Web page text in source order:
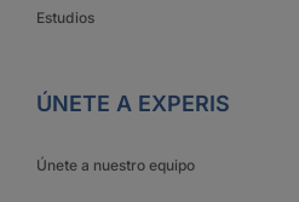
Estudios
ÚNETE A EXPERIS
Únete a nuestro equipo